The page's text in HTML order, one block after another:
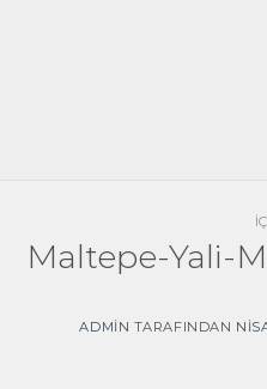
Maltepe-Yali-
ADMIN TARAFINDAN